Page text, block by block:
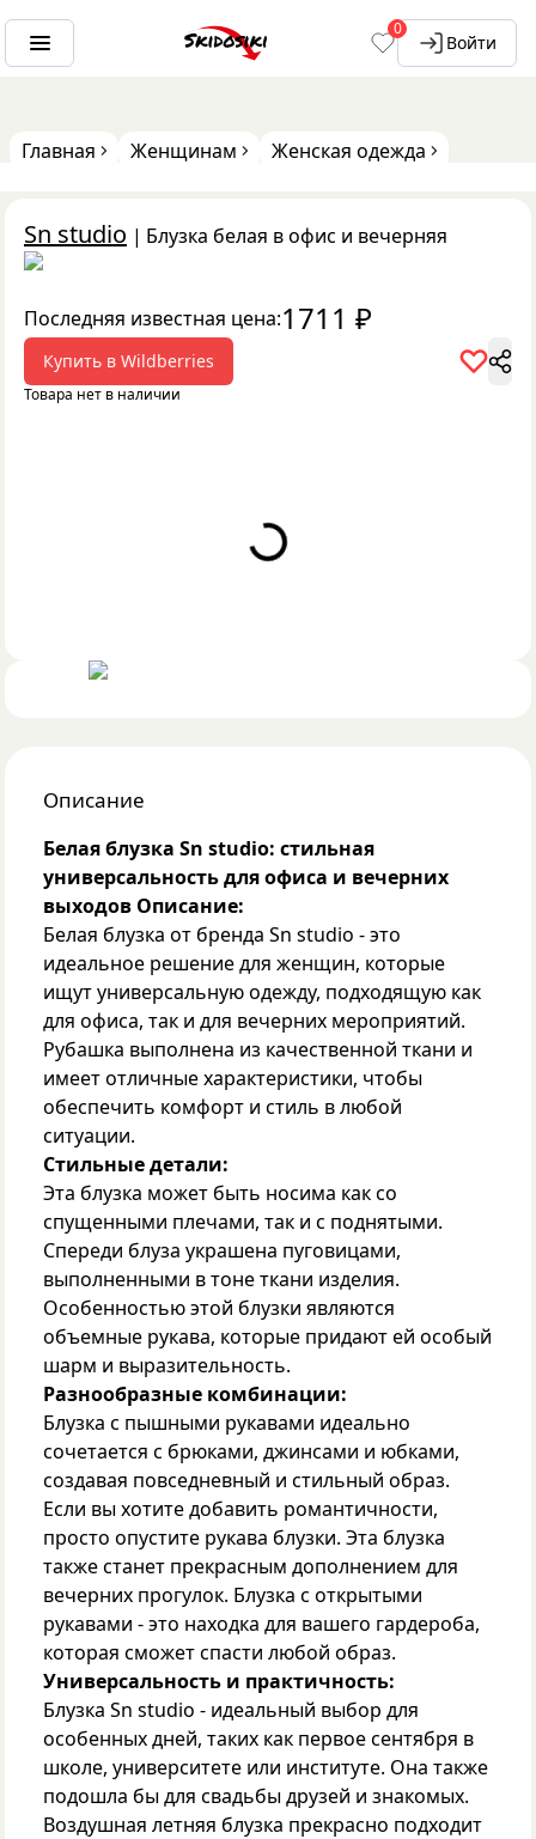
0
Войти
Главная Женщинам Женская одежда
Sn studio | Блузка белая в офис и вечерняя
Последняя известная цена:1711 ₽
Купить в Wildberries
Товара нет в наличии
Loading...
Описание
Белая блузка Sn studio: стильная
универсальность для офиса и вечерних
выходов Описание:
Белая блузка от бренда Sn studio - это
идеальное решение для женщин, которые
ищут универсальную одежду, подходящую как
для офиса, так и для вечерних мероприятий.
Рубашка выполнена из качественной ткани и
имеет отличные характеристики, чтобы
обеспечить комфорт и стиль в любой
ситуации.
Стильные детали:
Эта блузка может быть носима как со
спущенными плечами, так и с поднятыми.
Спереди блуза украшена пуговицами,
выполненными в тоне ткани изделия.
Особенностью этой блузки являются
объемные рукава, которые придают ей особый
шарм и выразительность.
Разнообразные комбинации:
Блузка с пышными рукавами идеально
сочетается с брюками, джинсами и юбками,
создавая повседневный и стильный образ.
Если вы хотите добавить романтичности,
просто опустите рукава блузки. Эта блузка
также станет прекрасным дополнением для
вечерних прогулок. Блузка с открытыми
рукавами - это находка для вашего гардероба,
которая сможет спасти любой образ.
Универсальность и практичность:
Блузка Sn studio - идеальный выбор для
особенных дней, таких как первое сентября в
школе, университете или институте. Она также
подошла бы для свадьбы друзей и знакомых.
Воздушная летняя блузка прекрасно подходит